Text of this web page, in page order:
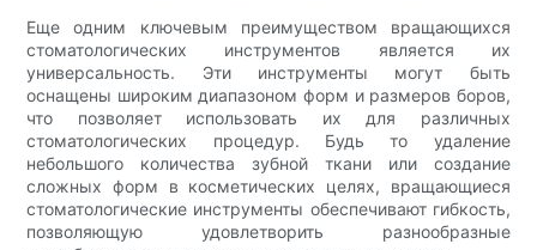
Еще одним ключевым преимуществом вращающихся
стоматологических инструментов является их
универсальность. Эти инструменты могут быть
оснащены широким диапазоном форм и размеров боров,
что позволяет использовать их для различных
стоматологических процедур. Будь то удаление
небольшого количества зубной ткани или создание
сложных форм в косметических целях, вращающиеся
стоматологические инструменты обеспечивают гибкость,
позволяющую удовлетворить разнообразные